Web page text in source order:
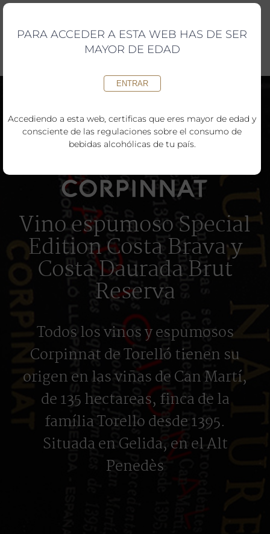
Saltar
contenido
Vino espumoso Special
Edition Costa Brava y
Costa Daurada Brut
Reserva
Todos los vinos y espumosos
Corpinnat de Torelló tienen su
origen en las viñas de Can Martí,
de 135 hectareas, finca de la
família Torello desde 1395.
Situada en Gelida, en el Alt
Penedès
PARA ACCEDER A ESTA WEB HAS DE SER
MAYOR DE EDAD
ENTRAR
Accediendo a esta web, certificas que eres mayor de edad y
consciente de las regulaciones sobre el consumo de
bebidas alcohólicas de tu país.